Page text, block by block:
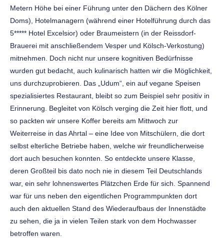
Metern Höhe bei einer Führung unter den Dächern des Kölner
Doms), Hotelmanagern (während einer Hotelführung durch das
5***** Hotel Excelsior) oder Braumeistern (in der Reissdorf-
Brauerei mit anschließendem Vesper und Kölsch-Verkostung)
mitnehmen. Doch nicht nur unsere kognitiven Bedürfnisse
wurden gut bedacht, auch kulinarisch hatten wir die Möglichkeit,
uns durchzuprobieren. Das „Udum“, ein auf vegane Speisen
spezialisiertes Restaurant, bleibt so zum Beispiel sehr positiv in
Erinnerung. Begleitet von Kölsch verging die Zeit hier flott, und
so packten wir unsere Koffer bereits am Mittwoch zur
Weiterreise in das Ahrtal – eine Idee von Mitschülern, die dort
selbst elterliche Betriebe haben, welche wir freundlicherweise
dort auch besuchen konnten. So entdeckte unsere Klasse,
deren Großteil bis dato noch nie in diesem Teil Deutschlands
war, ein sehr lohnenswertes Plätzchen Erde für sich. Spannend
war für uns neben den eigentlichen Programmpunkten dort
auch den aktuellen Stand des Wiederaufbaus der Innenstädte
zu sehen, die ja in vielen Teilen stark von dem Hochwasser
betroffen waren.